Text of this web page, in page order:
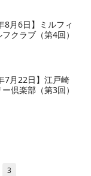
8月6日】ミルフィ
クラブ（第4回）
7月22日】江戸崎
倶楽部（第3回）
3